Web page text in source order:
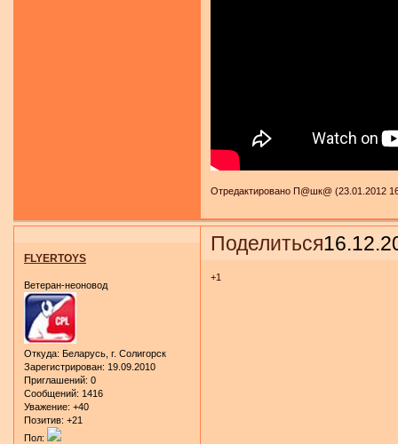
Отредактировано П@шк@ (23.01.2012
Поделиться
FLYERTOYS
Ветеран-неоновод
Откуда: Беларусь, г. Солигорск
Зарегистрирован: 19.09.2010
Приглашений: 0
Сообщений: 1416
Уважение: +40
Позитив: +21
Пол:
+1